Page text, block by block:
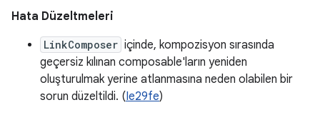
Hata Düzeltmeleri
LinkComposer içinde, kompozisyon sırasında
geçersiz kılınan composable'ların yeniden
oluşturulmak yerine atlanmasına neden olabilen bir
sorun düzeltildi. (Ie29fe)